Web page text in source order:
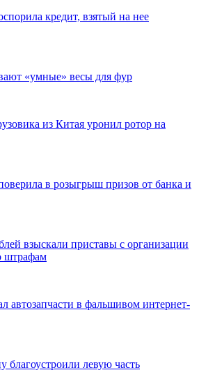
кредит, взятый на нее
«умные» весы для фур
из Китая уронил ротор на
в розыгрыш призов от банка и
взыскали приставы с организации
штрафам
автозапчасти в фальшивом интернет-
благоустроили левую часть